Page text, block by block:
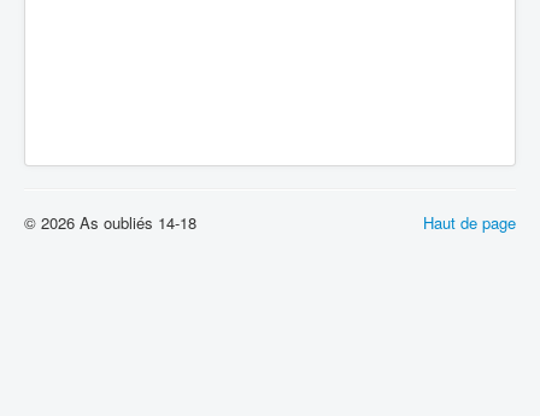
Haut de page
© 2026 As oubliés 14-18